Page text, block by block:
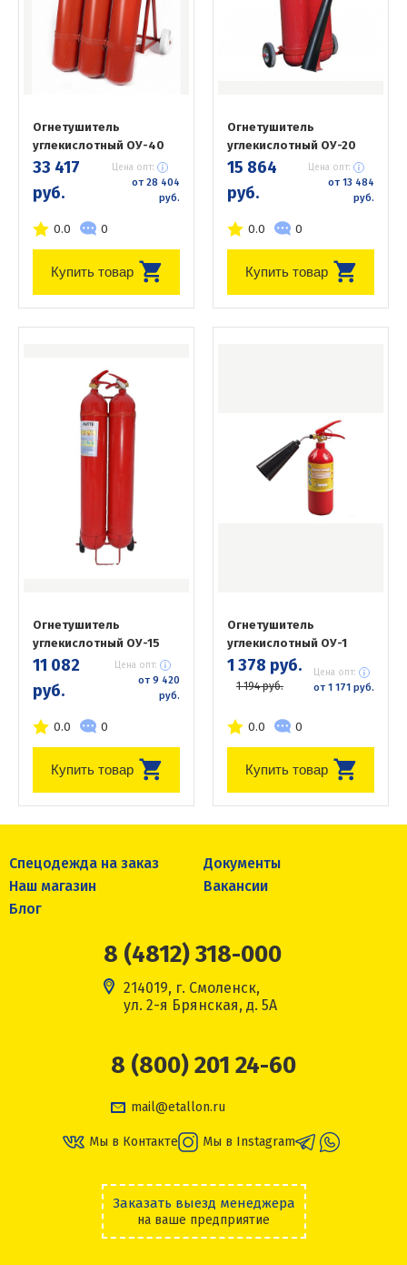
Огнетушитель
углекислотный ОУ-40
33 417
руб.
Цена опт:
от 28 404
руб.
0.0 0
Купить товар
Огнетушитель
углекислотный ОУ-20
15 864
руб.
Цена опт:
от 13 484
руб.
0.0 0
Купить товар
Огнетушитель
углекислотный ОУ-15
11 082
руб.
Цена опт:
от 9 420
руб.
0.0 0
Купить товар
Огнетушитель
углекислотный ОУ-1
1 378 руб.
1 194 руб.
Цена опт:
от 1 171 руб.
0.0 0
Купить товар
Спецодежда на заказ
Документы
Наш магазин
Вакансии
Блог
8 (4812) 318-000
214019, г. Смоленск,
ул. 2-я Брянская, д. 5А
8 (800) 201 24-60
mail@etallon.ru
Мы в Контакте Мы в Instagram
Заказать выезд менеджера
на ваше предприятие